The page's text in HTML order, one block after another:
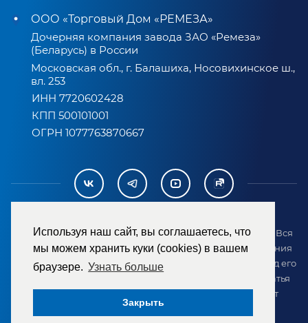
Используя наш сайт, вы соглашаетесь, что
мы можем хранить куки (cookies) в вашем
браузере. Узнать больше
Закрыть
ООО «Торговый Дом «РЕМЕЗА»
Дочерняя компания завода ЗАО «Ремеза»
(Беларусь) в России
Московская обл., г. Балашиха, Носовихинское ш.,
вл. 253
ИНН 7720602428
КПП 500101001
ОГРН 1077763870667
2007-2026 © ООО «ТД «РЕМЕЗА». Все права защищены. Вся
информация на сайте размещена в целях предоставления
возможности покупателю ознакомиться с товаром перед его
приобретением и не является публичной офертой (статья
437 ГК РФ). Внешний вид товара может отличаться от
представленного на сайте.